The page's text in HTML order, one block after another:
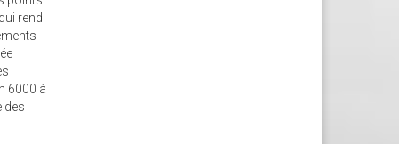
rend
6000 à
des